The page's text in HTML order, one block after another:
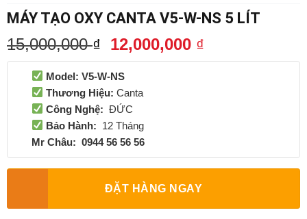
MÁY TẠO OXY CANTA V5-W-NS 5 LÍT
15,000,000₫ 12,000,000 ₫
Model: V5-W-NS
Thương Hiệu: Canta
Công Nghệ: ĐỨC
Bảo Hành: 12 Tháng
Mr Châu: 0944 56 56 56
ĐẶT HÀNG NGAY